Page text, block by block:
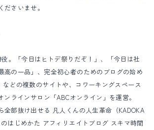
さいませ。
。「今日はヒトデ祭りだぞ！」、「今日は社
高の一品」、完全初心者のためのブログの始め
どの複数のサイトや、コワーキングスペース
ンラインサロン「ABCオンライン」を運営。
全部抜け出せる 凡人くんの人生革命（KADOKA
はじめかた アフィリエイトブログ スキマ時間